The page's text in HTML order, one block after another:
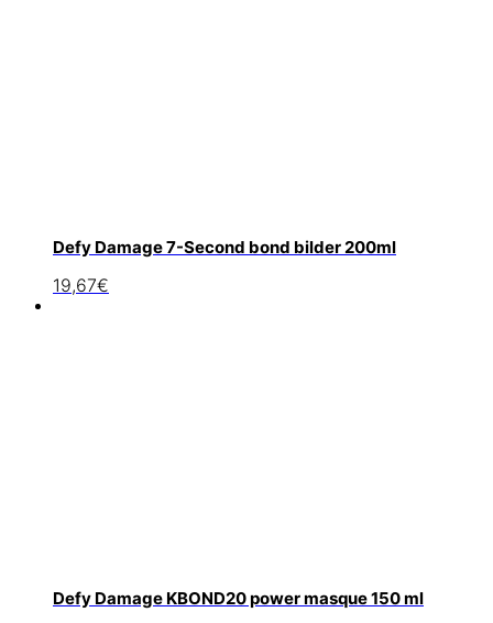
Defy Damage 7-Second bond bilder 200ml
19,67€
Defy Damage KBOND20 power masque 150 ml